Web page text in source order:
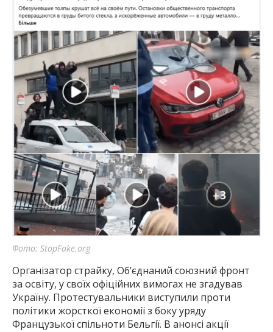
Фото: StopFake.org
Організатор страйку, Об’єднаний союзний фронт
за освіту, у своїх офіційних вимогах не згадував
Україну. Протестувальники виступили проти
політики жорсткої економії з боку уряду
Французької спільноти Бельгії. В анонсі акції